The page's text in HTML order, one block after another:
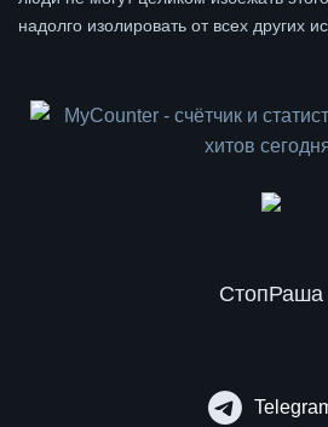
надолго изолировать от всех других
СтопРаша